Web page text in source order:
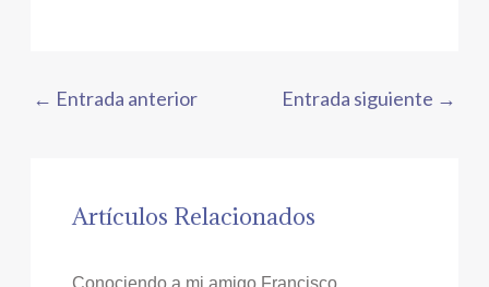
← Entrada anterior Entrada siguiente →
Artículos Relacionados
Conociendo a mi amigo Francisco